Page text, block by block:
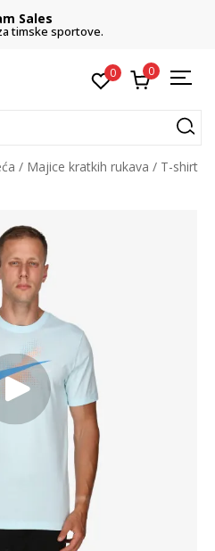
Sales
timske sportove.
0 0
Majice kratkih rukava
T-shirt